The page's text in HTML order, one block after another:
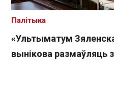
«Ультыматум
вынікова размаўляць
Палітыка